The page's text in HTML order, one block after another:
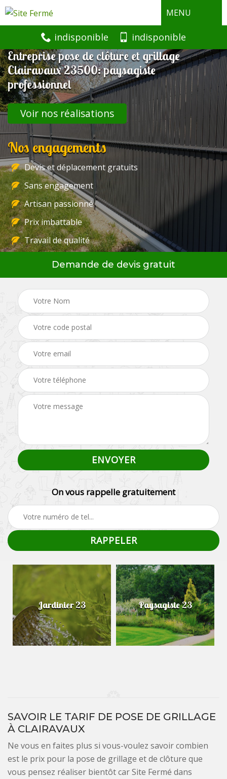
MENU
indisponible indisponible
Entreprise pose de clôture et grillage
Clairavaux 23500: paysagiste
professionnel
Voir nos réalisations
Nos engagements
Devis et déplacement gratuits
Sans engagement
Artisan passionné
Prix imbattable
Travail de qualité
Demande de devis gratuit
On vous rappelle gratuitement
Jardinier 23 Paysagiste 23
SAVOIR LE TARIF DE POSE DE GRILLAGE
À CLAIRAVAUX
Ne vous en faites plus si vous-voulez savoir combien
est le prix pour la pose de grillage et de clôture que
vous pensez réaliser bientôt car Site Fermé dans